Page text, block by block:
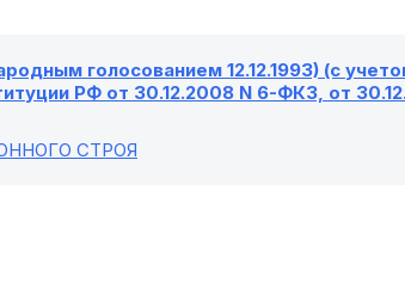
голосованием 12.12.1993) (с
РФ от 30.12.2008 N 6-ФКЗ, от
СТРОЯ